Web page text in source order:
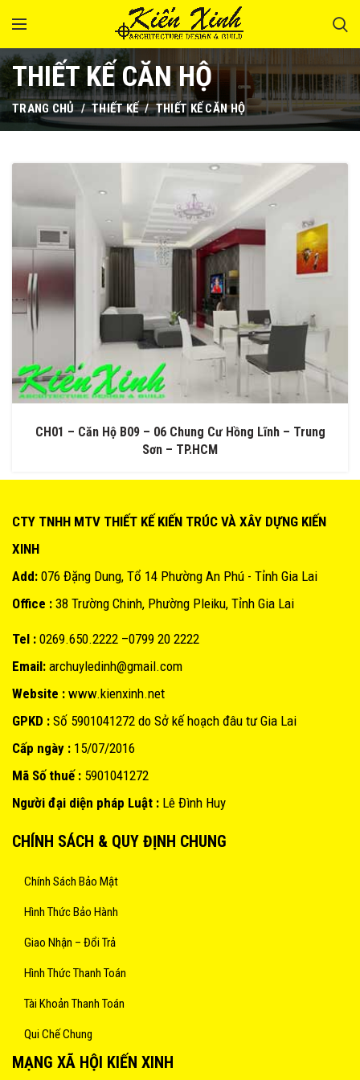
THIẾT KẾ CĂN HỘ
TRANG CHỦ THIẾT KẾ THIẾT KẾ CĂN HỘ
CH01 – Căn Hộ B09 – 06 Chung Cư Hồng Lĩnh – Trung
Sơn – TP.HCM
CTY TNHH MTV THIẾT KẾ KIẾN TRÚC VÀ XÂY DỰNG KIẾN
XINH
Add: 076 Đặng Dung, Tổ 14 Phường An Phú - Tỉnh Gia Lai
Office : 38 Trường Chinh, Phường Pleiku, Tỉnh Gia Lai
Tel : 0269.650.2222 –0799 20 2222
Email: archuyledinh@gmail.com
Website : www.kienxinh.net
GPKD : Số 5901041272 do Sở kế hoạch đâu tư Gia Lai
Cấp ngày : 15/07/2016
Mã Số thuế : 5901041272
Người đại diện pháp Luật : Lê Đình Huy
CHÍNH SÁCH & QUY ĐỊNH CHUNG
Chính Sách Bảo Mật
Hình Thức Bảo Hành
Giao Nhận – Đổi Trả
Hình Thức Thanh Toán
Tài Khoản Thanh Toán
Qui Chế Chung
MẠNG XÃ HỘI KIẾN XINH